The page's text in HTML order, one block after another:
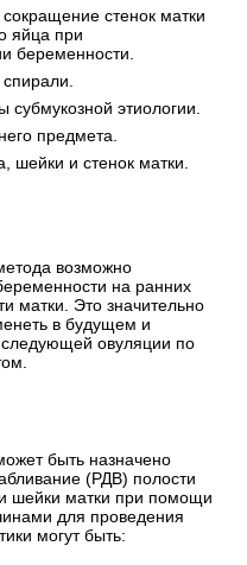
стенок матки
яйца при
беременности.
этиологии.
предмета.
шейки и стенок матки.
возможно
на ранних
матки. Это значительно
в будущем и
овуляции по
быть назначено
(РДВ) полости
шейки матки при помощи
для проведения
могут быть: